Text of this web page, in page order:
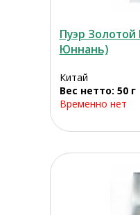
Пуэр
Юннань)
Китай
Вес нетто: 50 г
Временно нет